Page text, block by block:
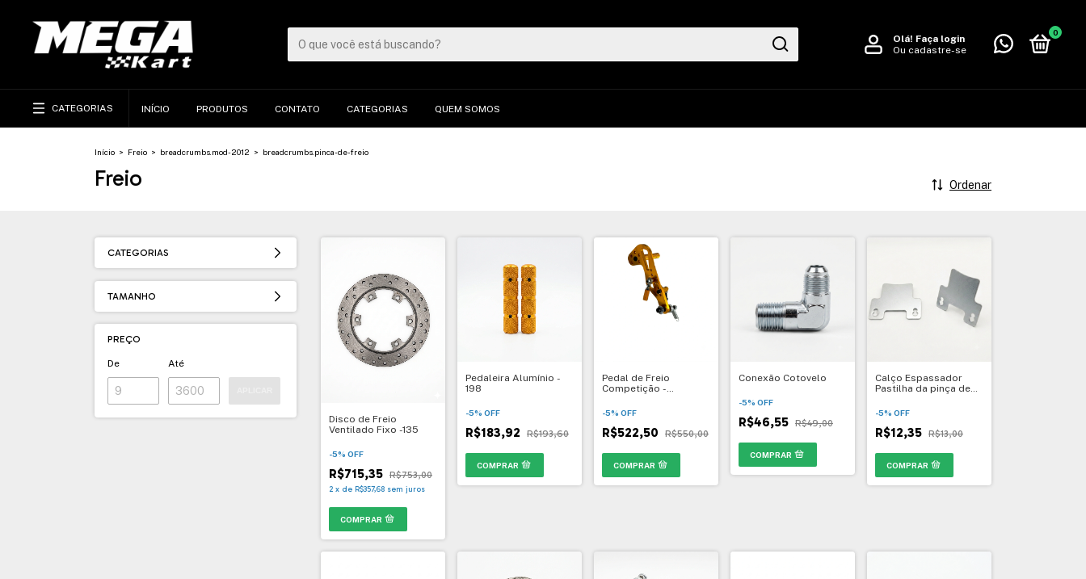
Olá! Faça login
Ou cadastre-se
0
CATEGORIAS INÍCIO PRODUTOS CONTATO CATEGORIAS QUEM SOMOS
Início > Freio > breadcrumbs.mod-2012 > breadcrumbs.pinca-de-freio
Freio Ordenar
CATEGORIAS
TAMANHO
PREÇO
De Até
Disco de Freio
Ventilado Fixo -135
-5% OFF
R$715,35 R$753,00
2 x de R$357,68 sem juros
Pedaleira Alumínio -
198
-5% OFF
R$183,92 R$193,60
Pedal de Freio
Competição -
-5% OFF
R$522,50 R$550,00
Conexão Cotovelo
-5% OFF
R$46,55 R$49,00
Calço Espassador
Pastilha da pinça de
-5% OFF
R$12,35 R$13,00